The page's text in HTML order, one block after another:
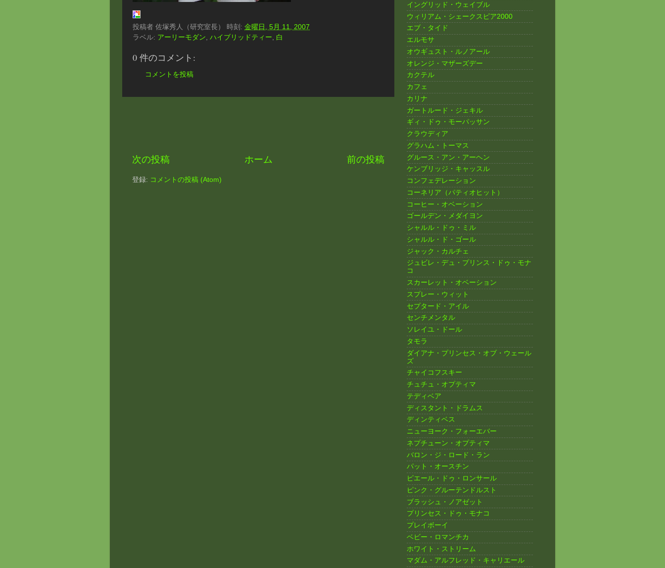
投稿者 佐塚秀人（研究室長） 時刻: 金曜日, 5月 11, 2007
ラベル: アーリーモダン ハイブリッドティー 白
0 件のコメント:
コメントを投稿
次の投稿 前の投稿
ホーム
登録: コメントの投稿 (Atom)
イングリッド・ウェイブル
ウィリアム・シェークスピア2000
エブ・タイド
エルモサ
オウギュスト・ルノアール
オレンジ・マザーズデー
カクテル
カフェ
カリナ
ガートルード・ジェキル
ギィ・ドゥ・モーパッサン
クラウディア
グラハム・トーマス
グルース・アン・アーヘン
ケンブリッジ・キャッスル
コンフェデレーション
コーネリア（パティオヒット）
コーヒー・オベーション
ゴールデン・メダイヨン
シャルル・ドゥ・ミル
シャルル・ド・ゴール
ジャック・カルチェ
ジュビレ・デュ・プリンス・ドゥ・モナ
コ
スカーレット・オベーション
スプレー・ウィット
セプタード・アイル
センチメンタル
ソレイユ・ドール
タモラ
ダイアナ・プリンセス・オブ・ウェール
ズ
チャイコフスキー
チュチュ・オプティマ
テディベア
ディスタント・ドラムス
ディンティベス
ニューヨーク・フォーエバー
ネプチューン・オプティマ
バロン・ジ・ロード・ラン
パット・オースチン
ピエール・ドゥ・ロンサール
ピンク・グルーテンドルスト
ブラッシュ・ノアゼット
プリンセス・ドゥ・モナコ
プレイボーイ
ベビー・ロマンチカ
ホワイト・ストリーム
マダム・アルフレッド・キャリエール